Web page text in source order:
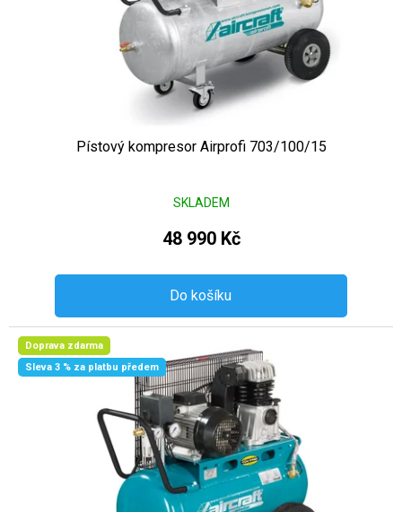
Pístový kompresor Airprofi 703/100/15
SKLADEM
48 990 Kč
Do košíku
Doprava zdarma
Sleva 3 % za platbu předem